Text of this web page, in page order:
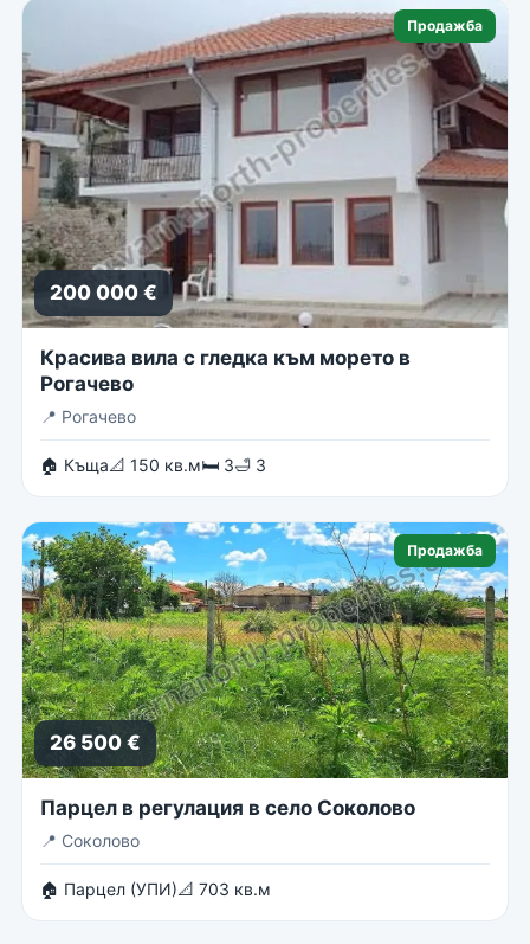
Продажба
200 000 €
Красива вила с гледка към морето в
Рогачево
📍 Рогачево
🏠 Къща📐 150 кв.м🛏 3🛁 3
Продажба
26 500 €
Парцел в регулация в село Соколово
📍 Соколово
🏠 Парцел (УПИ)📐 703 кв.м